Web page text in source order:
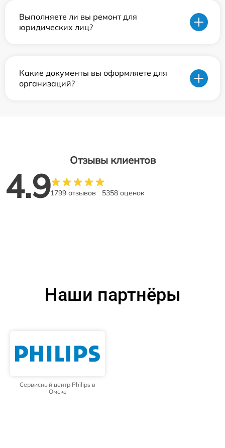
Выполняете ли вы ремонт для
юридических лиц?
Какие документы вы оформляете для
организаций?
Отзывы клиентов
4.91799 отзывов 5358 оценок
Наши партнёры
Сервисный центр Philips в
Омске